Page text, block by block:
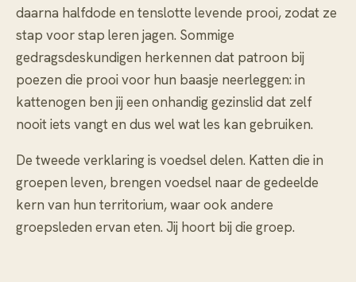
daarna halfdode en tenslotte levende prooi, zodat ze
stap voor stap leren jagen. Sommige
gedragsdeskundigen herkennen dat patroon bij
poezen die prooi voor hun baasje neerleggen: in
kattenogen ben jij een onhandig gezinslid dat zelf
nooit iets vangt en dus wel wat les kan gebruiken.
De tweede verklaring is voedsel delen. Katten die in
groepen leven, brengen voedsel naar de gedeelde
kern van hun territorium, waar ook andere
groepsleden ervan eten. Jij hoort bij die groep.